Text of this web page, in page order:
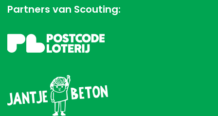
Partners van Scouting: